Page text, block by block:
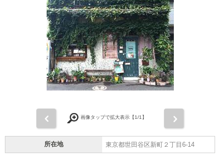
画像タップで拡大表示【1/1】
所在地 東京都世田谷区新町２丁目6-14